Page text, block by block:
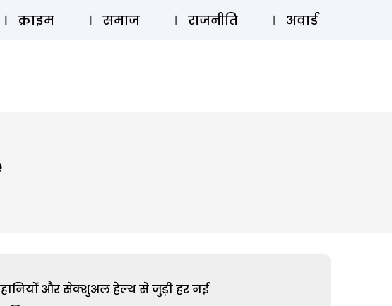
ऑडियो स्टोरी लॉग इन ⚲ SUBSCRIBE
क्राइम समाज राजनीति अवार्ड
और सेक्शुअल हेल्थ से जुड़ी हर नई